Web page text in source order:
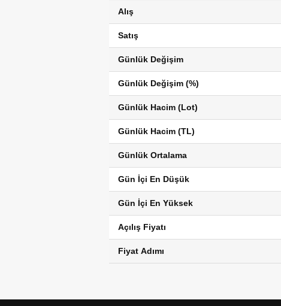
Alış
Satış
Günlük Değişim
Günlük Değişim (%)
Günlük Hacim (Lot)
Günlük Hacim (TL)
Günlük Ortalama
Gün İçi En Düşük
Gün İçi En Yüksek
Açılış Fiyatı
Fiyat Adımı